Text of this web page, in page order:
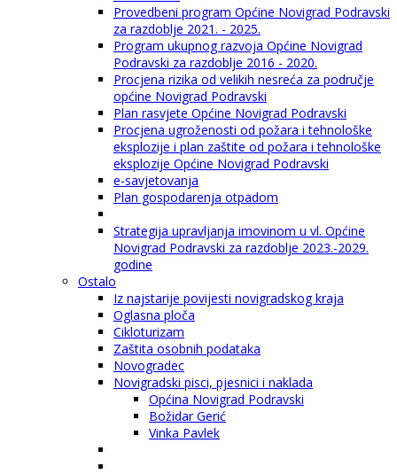
Provedbeni program Općine Novigrad Podravski
za razdoblje 2021. - 2025.
Program ukupnog razvoja Općine Novigrad
Podravski za razdoblje 2016 - 2020.
Procjena rizika od velikih nesreća za područje
općine Novigrad Podravski
Plan rasvjete Općine Novigrad Podravski
Procjena ugroženosti od požara i tehnološke
eksplozije i plan zaštite od požara i tehnološke
eksplozije Općine Novigrad Podravski
e-savjetovanja
Plan gospodarenja otpadom
Strategija upravljanja imovinom u vl. Općine
Novigrad Podravski za razdoblje 2023.-2029.
godine
Ostalo
Iz najstarije povijesti novigradskog kraja
Oglasna ploča
Cikloturizam
Zaštita osobnih podataka
Novogradec
Novigradski pisci, pjesnici i naklada
Općina Novigrad Podravski
Božidar Gerić
Vinka Pavlek